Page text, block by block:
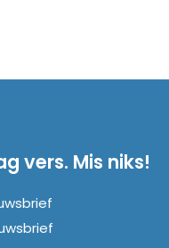
vers. Mis niks!